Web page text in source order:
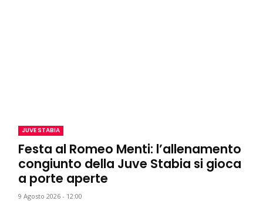
JUVE STABIA
Festa al Romeo Menti: l’allenamento
congiunto della Juve Stabia si gioca
a porte aperte
9 Agosto 2026 - 12:00